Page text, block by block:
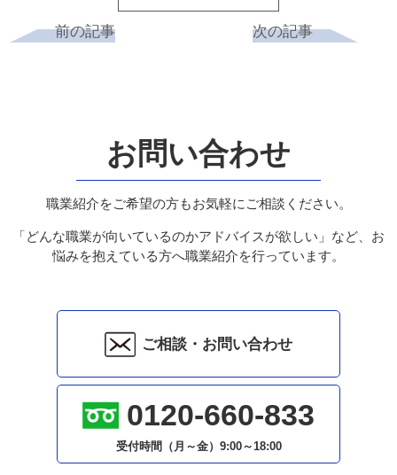
前の記事 次の記事
お問い合わせ
職業紹介をご希望の方もお気軽にご相談ください。
「どんな職業が向いているのかアドバイスが欲しい」など、お
悩みを抱えている方へ職業紹介を行っています。
ご相談・お問い合わせ
0120-660-833
受付時間（月～金） 9:00～18:00